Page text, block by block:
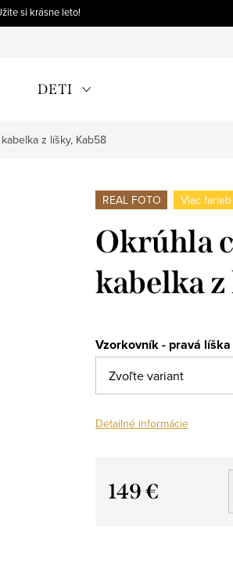
si krásne leto!
DETI
z líšky, Kab58
REAL FOTO Viac farieb
Okrúhla
kabelka
Vzorkovník - pravá líška
Detailné informácie
149 €